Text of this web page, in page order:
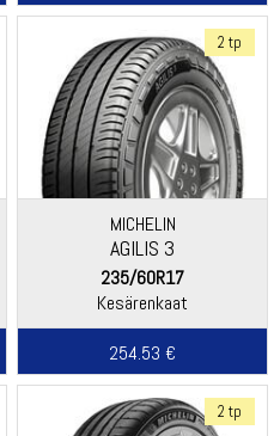
2 tp
MICHELIN
AGILIS 3
235/60R17
Kesärenkaat
254.53 €
2 tp